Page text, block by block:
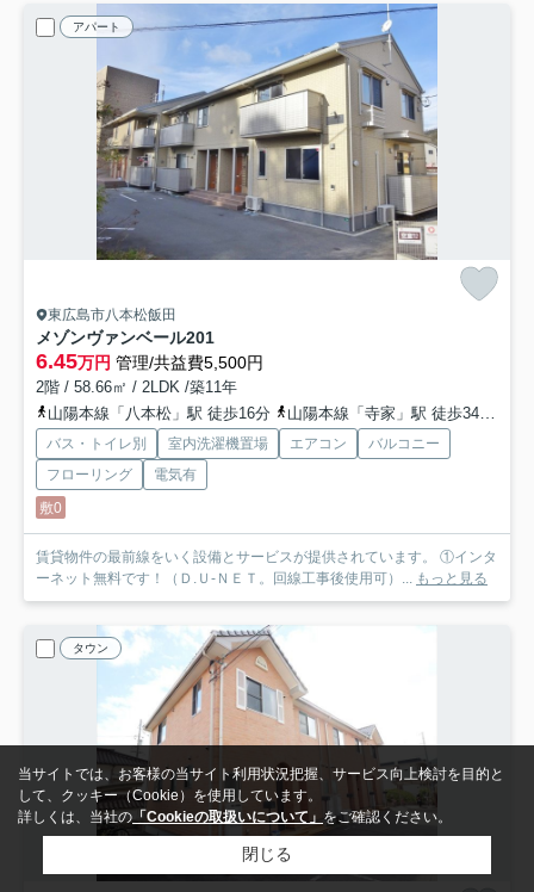
アパート
東広島市八本松飯田
メゾンヴァンベール201
6.45万円 管理/共益費5,500円
2階 / 58.66㎡ / 2LDK /築11年
山陽本線「八本松」駅 徒歩16分
山陽本線「寺家」駅 徒歩34分
バス・トイレ別 室内洗濯機置場 エアコン
バルコニー
フローリング
電気有
敷0
賃貸物件の最前線をいく設備とサービスが提供されています。 ①インタ
ーネット無料です！（Ｄ.Ｕ-ＮＥＴ。回線工事後使用可）... もっと見る
タウン
当サイトでは、お客様の当サイト利用状況把握、サービス向上検討を目的と
して、クッキー（Cookie）を使用しています。
詳しくは、当社の 「Cookieの取扱いについて」 をご確認ください。
閉じる